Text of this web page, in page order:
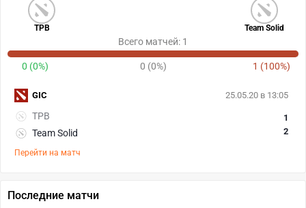
TPB Team Solid
Всего матчей: 1
0 (0%) 0 (0%) 1 (100%)
25.05.20 в 13:05
TPB
Team Solid
1
2
Перейти на матч
GIC
Последние матчи